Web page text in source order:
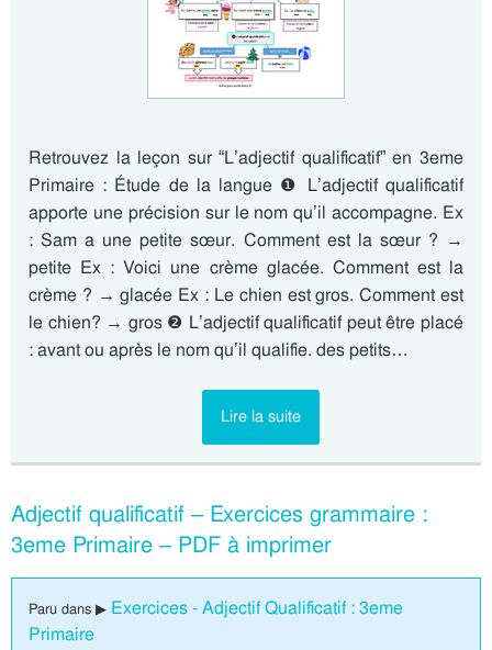
Retrouvez la leçon sur “L’adjectif qualificatif” en 3eme
Primaire : Étude de la langue ❶ L’adjectif qualificatif
apporte une précision sur le nom qu’il accompagne. Ex
: Sam a une petite sœur. Comment est la sœur ? →
petite Ex : Voici une crème glacée. Comment est la
crème ? → glacée Ex : Le chien est gros. Comment est
le chien? → gros ❷ L’adjectif qualificatif peut être placé
: avant ou après le nom qu’il qualifie. des petits…
Lire la suite
Adjectif qualificatif – Exercices grammaire :
3eme Primaire – PDF à imprimer
Paru dans ▶ Exercices - Adjectif Qualificatif : 3eme
Primaire